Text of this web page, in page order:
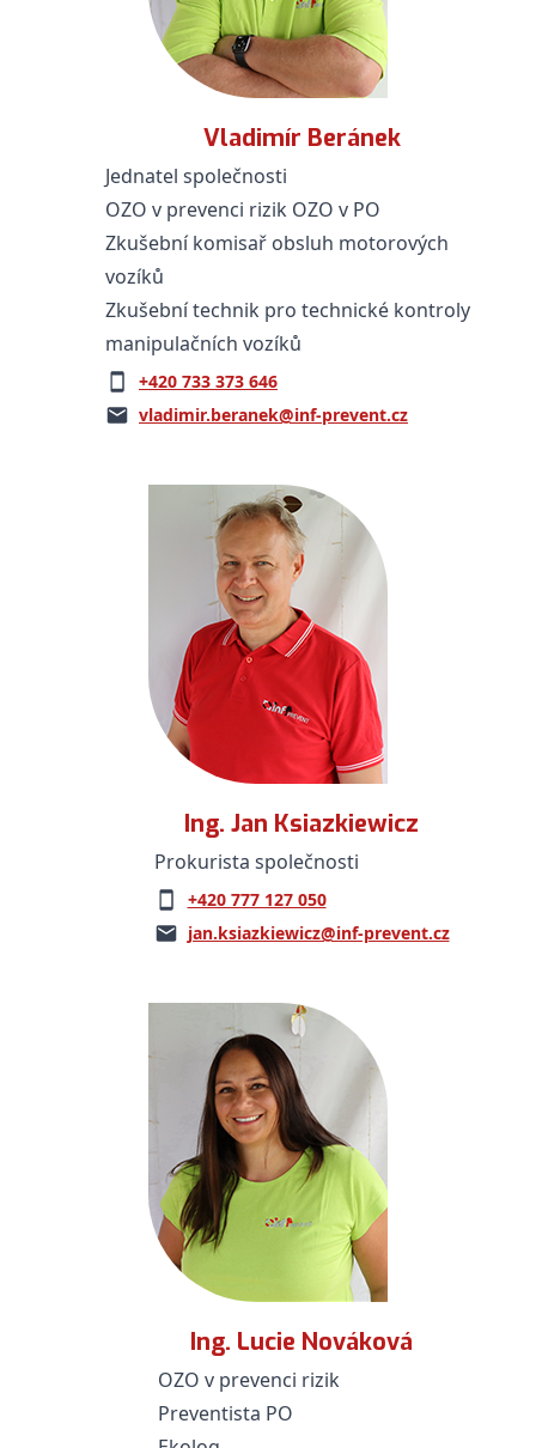
Vladimír Beránek
Jednatel společnosti
OZO v prevenci rizik OZO v PO
Zkušební komisař obsluh motorových
vozíků
Zkušební technik pro technické kontroly
manipulačních vozíků
+420 733 373 646
vladimir.beranek@inf-prevent.cz
Ing. Jan Ksiazkiewicz
Prokurista společnosti
+420 777 127 050
jan.ksiazkiewicz@inf-prevent.cz
Ing. Lucie Nováková
OZO v prevenci rizik
Preventista PO